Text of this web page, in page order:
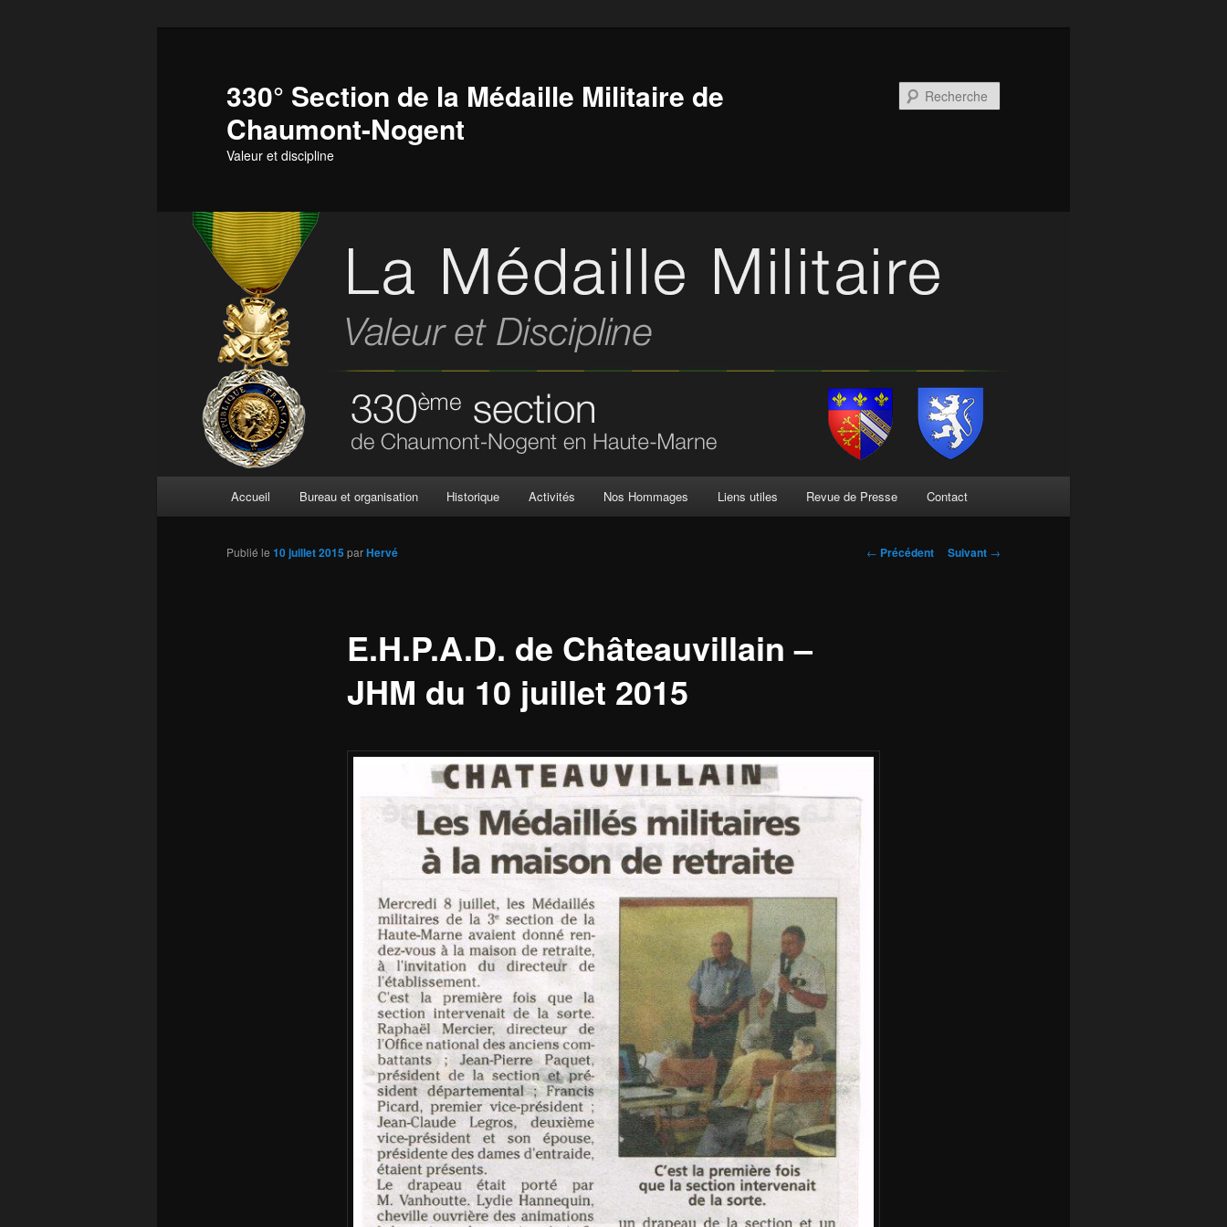
330° Section de la Médaille Militaire de
Chaumont-Nogent
Valeur et discipline
Accueil Bureau et organisation Historique Activités Nos Hommages Liens utiles Revue de Presse Contact
Navigation
← Précédent Suivant →
E.H.P.A.D. de Châteauvillain –
JHM du 10 juillet 2015
Publié le 10 juillet 2015 parHervé